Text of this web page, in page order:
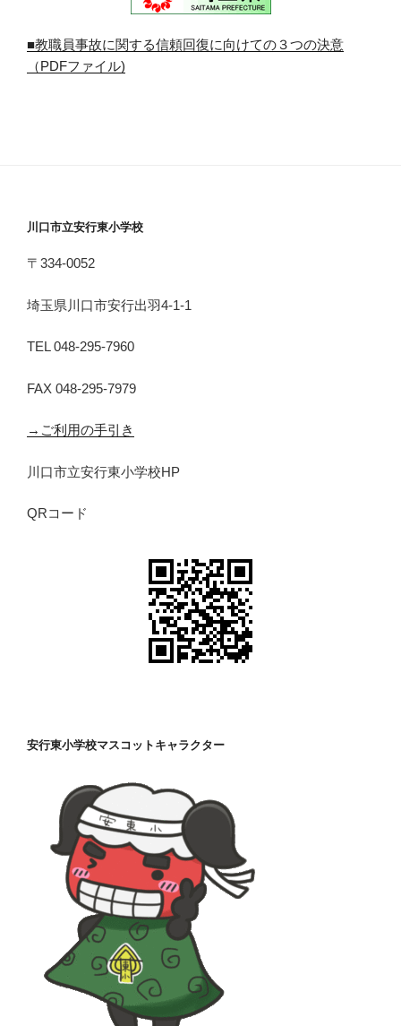
■教職員事故に関する信頼回復に向けての３つの決意
（PDFファイル)
川口市立安行東小学校
〒334-0052
埼玉県川口市安行出羽4-1-1
TEL 048-295-7960
FAX 048-295-7979
→ご利用の手引き
川口市立安行東小学校HP
QRコード
安行東小学校マスコットキャラクター